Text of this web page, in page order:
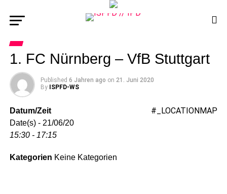
1. FC Nürnberg – VfB Stuttgart
Published 6 Jahren ago on 21. Juni 2020
By ISPFD-WS
#_LOCATIONMAP
Datum/Zeit
Date(s) - 21/06/20
15:30 - 17:15
Kategorien Keine Kategorien